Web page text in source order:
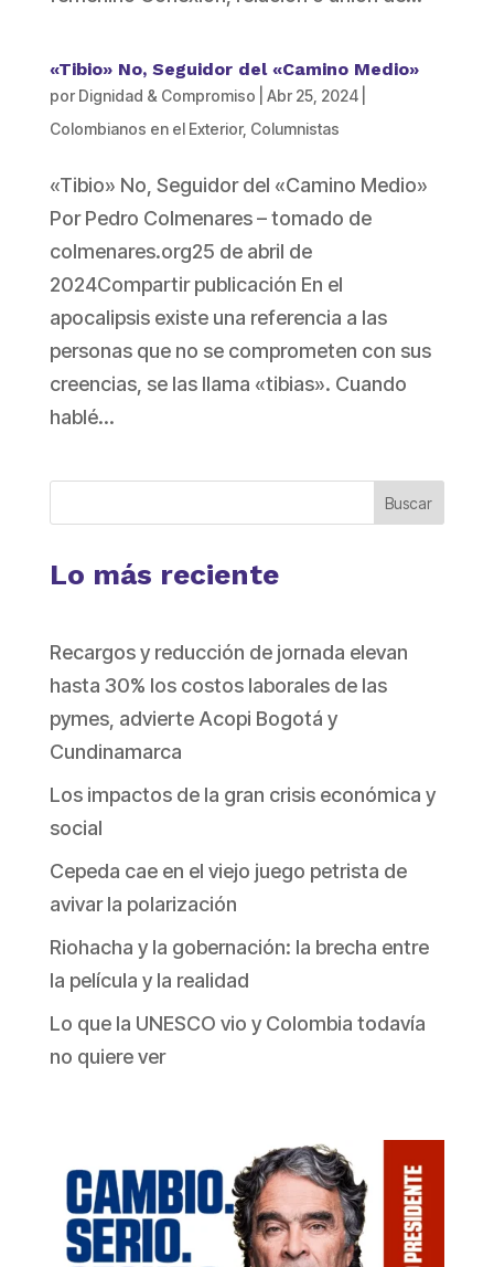
«Tibio» No, Seguidor del «Camino Medio»
por Dignidad & Compromiso Abr 25, 2024|
Colombianos en el Exterior, Columnistas
«Tibio» No, Seguidor del «Camino Medio»
Por Pedro Colmenares – tomado de
colmenares.org25 de abril de
2024Compartir publicación En el
apocalipsis existe una referencia a las
personas que no se comprometen con sus
creencias, se las llama «tibias». Cuando
hablé...
Buscar
Lo más reciente
Recargos y reducción de jornada elevan
hasta 30% los costos laborales de las
pymes, advierte Acopi Bogotá y
Cundinamarca
Los impactos de la gran crisis económica y
social
Cepeda cae en el viejo juego petrista de
avivar la polarización
Riohacha y la gobernación: la brecha entre
la película y la realidad
Lo que la UNESCO vio y Colombia todavía
no quiere ver